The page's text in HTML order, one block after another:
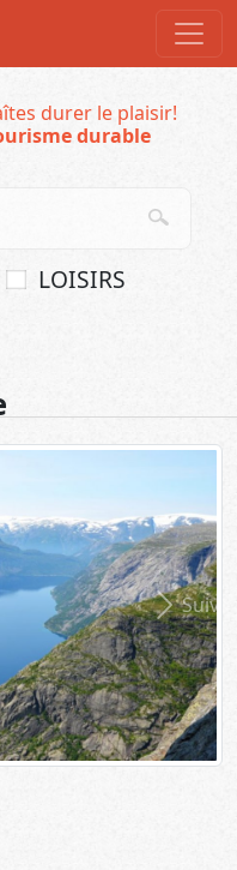
durer le plaisir!
durable
LOISIRS
Suiv.